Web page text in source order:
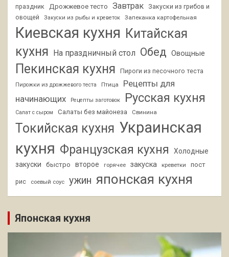
праздник
Дрожжевое тесто Завтрак
Закуски из грибов и
овощей
Закуски из рыбы и креветок Запеканка картофельная
Киевская кухня Китайская
кухня На праздничный стол Обед Овощные
Пекинская кухня Пироги из песочного теста
Пирожки из дрожжевого теста Птица
Рецепты для
начинающих
Рецепты заготовок Русская кухня
Салат с сыром Салаты без майонеза Свинина
Токийская кухня Украинская
кухня Французская кухня
Холодные
закуски
быстро второе горячее закуска креветки пост
рис соевый соус ужин японская кухня
Японская кухня